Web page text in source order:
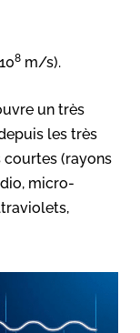
8 m/s).
un très
les très
courtes (rayons
micro-